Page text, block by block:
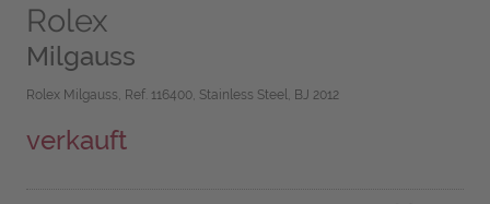
Rolex
Milgauss
Rolex Milgauss, Ref. 116400, Stainless Steel, BJ 2012
verkauft